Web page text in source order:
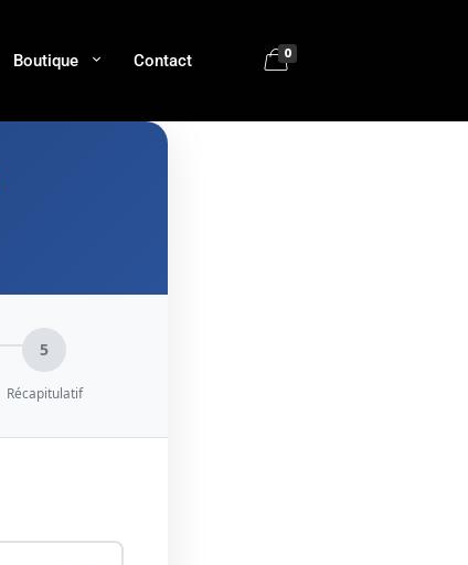
Boutique Contact 0
5
Récapitulatif